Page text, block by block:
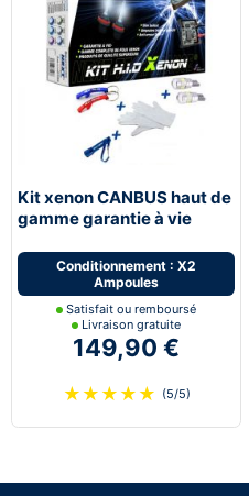
Kit xenon CANBUS haut de
gamme garantie à vie
Conditionnement : X2
Ampoules
Satisfait ou remboursé
Livraison gratuite
149,90 €
★ ★ ★ ★ ★ (5/5)